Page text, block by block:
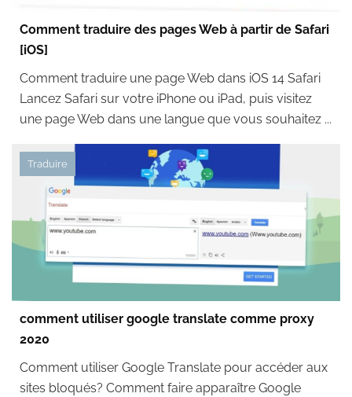
Comment traduire des pages Web à partir de Safari
[iOS]
Comment traduire une page Web dans iOS 14 Safari
Lancez Safari sur votre iPhone ou iPad, puis visitez
une page Web dans une langue que vous souhaitez ...
Traduire
comment utiliser google translate comme proxy
2020
Comment utiliser Google Translate pour accéder aux
sites bloqués? Comment faire apparaître Google